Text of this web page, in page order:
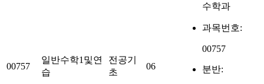
00757
일반수학1및연
습
전공기
초
06
수학과
과목번호:
00757
분반: